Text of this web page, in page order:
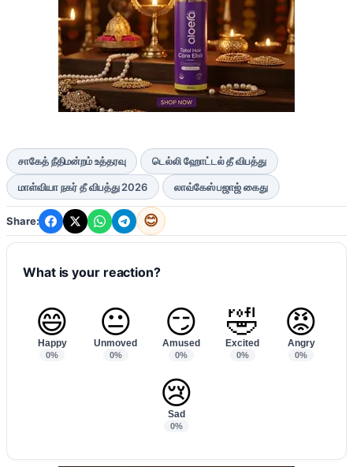
சாகேத் நீதிமன்றம் உத்தரவு டெல்லி ஹோட்டல் தீ விபத்து
மாள்வியா நகர் தீ விபத்து 2026 லாவ்கேஸ் பஜாஜ் கைது
Share: 😊
What is your reaction?
😄
Happy
0%
😐
Unmoved
0%
😏
Amused
0%
🤣
Excited
0%
😡
Angry
0%
😢
Sad
0%